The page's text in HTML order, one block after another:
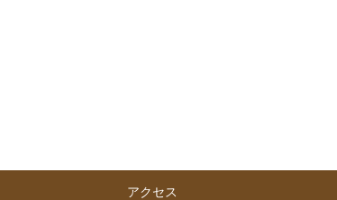
アクセス